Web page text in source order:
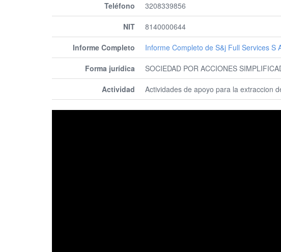
Teléfono 3208339856
NIT 8140000644
Informe Completo Informe Completo de S&j Full Services S
Forma jurídica SOCIEDAD POR ACCIONES
Actividad Actividades de apoyo para la extraccion